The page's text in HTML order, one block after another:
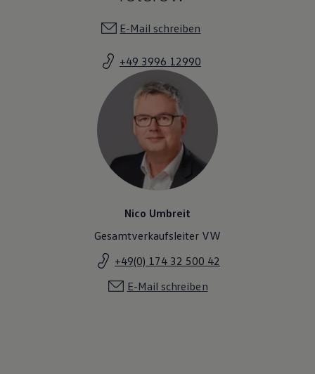
E-Mail schreiben
+49 3996 12990
Nico Umbreit
Gesamtverkaufsleiter VW
+49(0) 174 32 500 42
E-Mail schreiben